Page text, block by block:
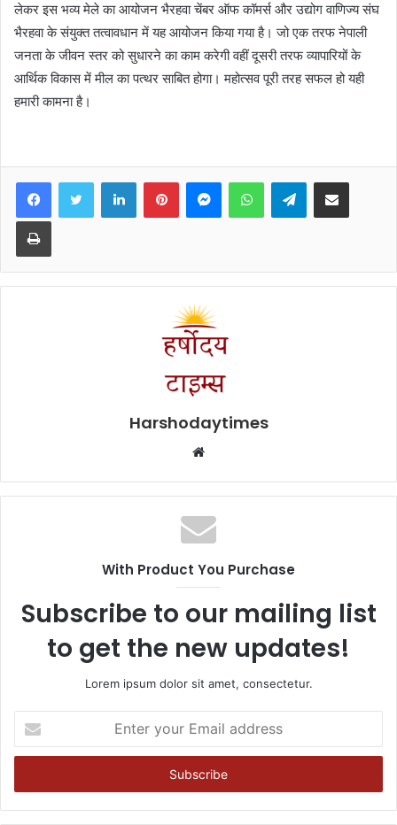
लेकर इस भव्य मेले का आयोजन भैरहवा चेंबर ऑफ कॉमर्स और उद्योग वाणिज्य संघ
भैरहवा के संयुक्त तत्वावधान में यह आयोजन किया गया है। जो एक तरफ नेपाली
जनता के जीवन स्तर को सुधारने का काम करेगी वहीं दूसरी तरफ व्यापारियों के
आर्थिक विकास में मील का पत्थर साबित होगा। महोत्सव पूरी तरह सफल हो यही
हमारी कामना है।
FacebookTwitter LinkedInPinterestMessengerWhatsAppTelegramShare via Email
Print
Harshodaytimes
Website
With Product You Purchase
Subscribe to our mailing list
to get the new updates!
Lorem ipsum dolor sit amet, consectetur.
your
Email